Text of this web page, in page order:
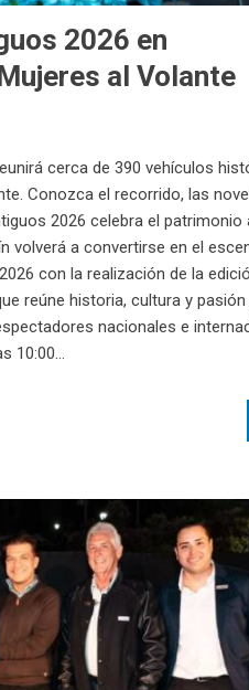
2026 en
al Volante
cerca de 390 vehículos
Conozca el recorrido, las
2026 celebra el
volverá a convertirse en el
con la realización de la
reúne historia, cultura y pasión
nacionales e
10:00...